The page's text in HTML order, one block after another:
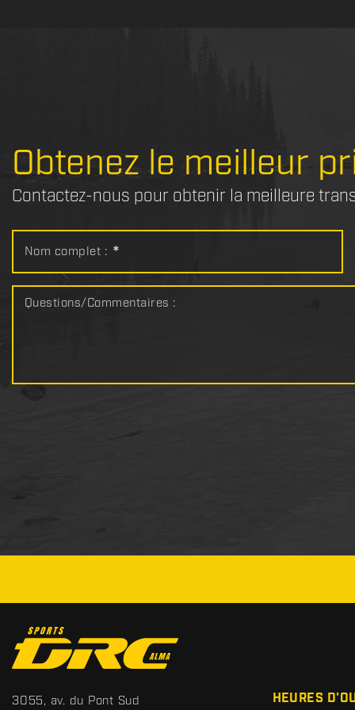
Obtenez le meilleur
Contactez-nous pour obtenir la meilleure
Nom complet : *
Questions/Commentaires :
o
n
t
S
3055, av. du Pont Sud HEURES